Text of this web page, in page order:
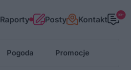
Raporty Posty Kontakt 99+
Pogoda Promocje